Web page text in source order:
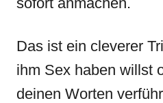
Das ist ein cleverer
ihm Sex haben willst
deinen Worten